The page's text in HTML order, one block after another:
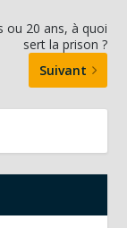
ou 20 ans, à quoi
sert la prison ?
Suivant